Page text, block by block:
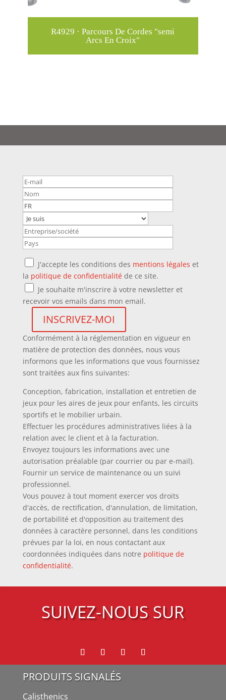
R4929 · Parcours De Cordes "semi
Arcs En Croix"
J'accepte les conditions des mentions légales et
la politique de confidentialitéde ce site.
Je souhaite m'inscrire à votre newsletter et
recevoir vos emails dans mon email.
Conformément à la réglementation en vigueur en
matière de protection des données, nous vous
informons que les informations que vous fournissez
sont traitées aux fins suivantes:
Conception, fabrication, installation et entretien de
jeux pour les aires de jeux pour enfants, les circuits
sportifs et le mobilier urbain.
Effectuer les procédures administratives liées à la
relation avec le client et à la facturation.
Envoyez toujours les informations avec une
autorisation préalable (par courrier ou par e-mail).
Fournir un service de maintenance ou un suivi
professionnel.
Vous pouvez à tout moment exercer vos droits
d'accès, de rectification, d'annulation, de limitation,
de portabilité et d'opposition au traitement des
données à caractère personnel, dans les conditions
prévues par la loi, en nous contactant aux
coordonnées indiquées dans notre politique de
confidentialité.
SUIVEZ-NOUS SUR
PRODUITS SIGNALÉS
Calisthenics